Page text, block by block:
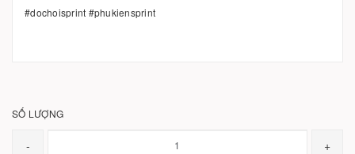
#dochoisprint #phukiensprint
SỐ LƯỢNG
- +